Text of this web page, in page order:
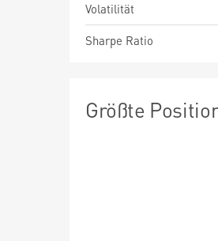
Volatilität
Sharpe Ratio
Größte